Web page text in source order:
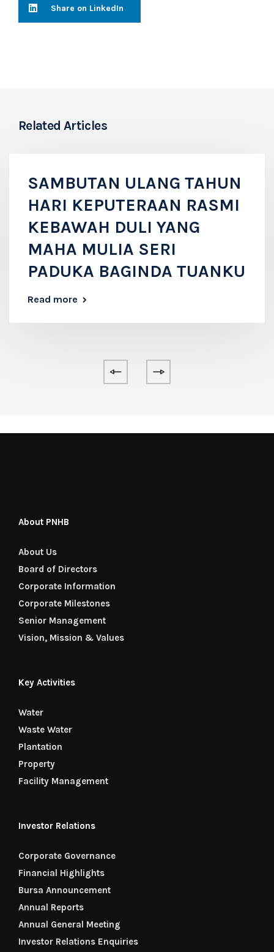
Share on LinkedIn
Related Articles
SAMBUTAN ULANG TAHUN
HARI KEPUTERAAN RASMI
KEBAWAH DULI YANG
MAHA MULIA SERI
PADUKA BAGINDA TUANKU
Read more
About PNHB
About Us
Board of Directors
Corporate Information
Corporate Milestones
Senior Management
Vision, Mission & Values
Key Activities
Water
Waste Water
Plantation
Property
Facility Management
Investor Relations
Corporate Governance
Financial Highlights
Bursa Announcement
Annual Reports
Annual General Meeting
Investor Relations Enquiries